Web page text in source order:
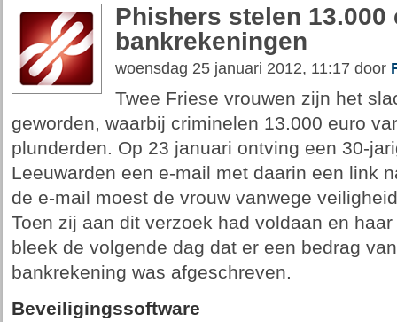
Phishers stelen 13.000
bankrekeningen
woensdag 25 januari 2012, 11:17 door
Twee Friese vrouwen zijn het
geworden, waarbij criminelen 13.000 euro
plunderden. Op 23 januari ontving een 30-
Leeuwarden een e-mail met daarin een link
de e-mail moest de vrouw vanwege
Toen zij aan dit verzoek had voldaan en
bleek de volgende dag dat er een bedrag
bankrekening was afgeschreven.
Beveiligingssoftware